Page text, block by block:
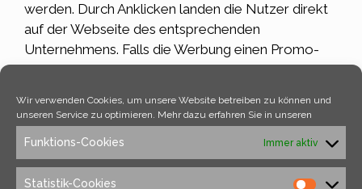
Wir verwenden Cookies, um unsere Website betreiben zu können und
unseren Service zu optimieren. Mehr dazu erfahren Sie in unseren
Funktions-Cookies Immer aktiv
Statistik-Cookies
werden. Durch Anklicken landen die Nutzer direkt
auf der Webseite des entsprechenden
Unternehmens. Falls die Werbung einen Promo-
oder Rabattcode enthält ist dieser ebenfalls in den
nochmal gehört werden, nur um an die
gewünschten Informationen zu kommen, da sie
hier einfach zugänglich abrufbar sind.